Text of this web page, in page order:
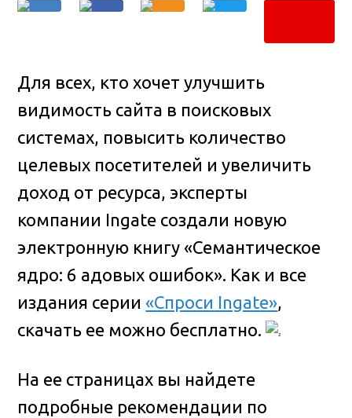
Для всех, кто хочет улучшить
видимость сайта в поисковых
системах, повысить количество
целевых посетителей и увеличить
доход от ресурса, эксперты
компании Ingate создали новую
электронную книгу «Семантическое
ядро: 6 адовых ошибок». Как и все
издания серии«Спроси Ingate»,
скачать ее можно бесплатно.
На ее страницах вы найдете
подробные рекомендации по